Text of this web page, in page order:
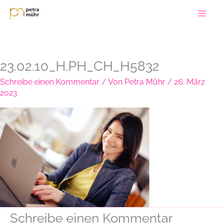
Zum
Inhalt
23.02.10_H.PH_CH_H5832
Schreibe einen Kommentar / Von Petra Mühr / 26. März
2023
Schreibe einen Kommentar